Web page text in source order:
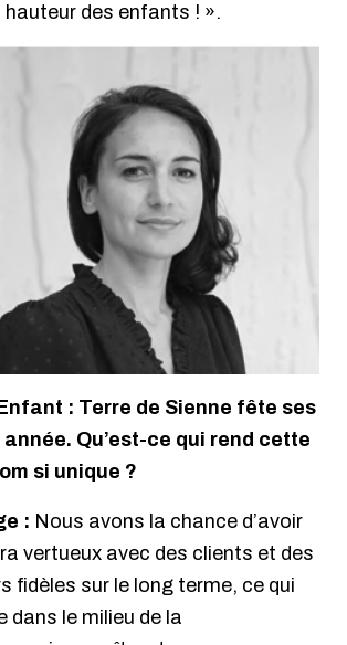
hauteur des enfants ! ».
: Terre de Sienne fête ses
Qu’est-ce qui rend cette
si unique ?
: Nous avons la chance d’avoir
vertueux avec des clients et des
fidèles sur le long terme, ce qui
dans le milieu de la